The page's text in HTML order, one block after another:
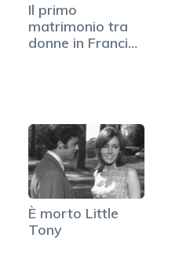
Il primo
matrimonio tra
donne in Francia
È morto Little
Tony